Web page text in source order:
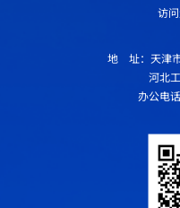
访问
地 址：天津
河北工业
办公电